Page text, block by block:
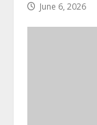
June 6, 2026